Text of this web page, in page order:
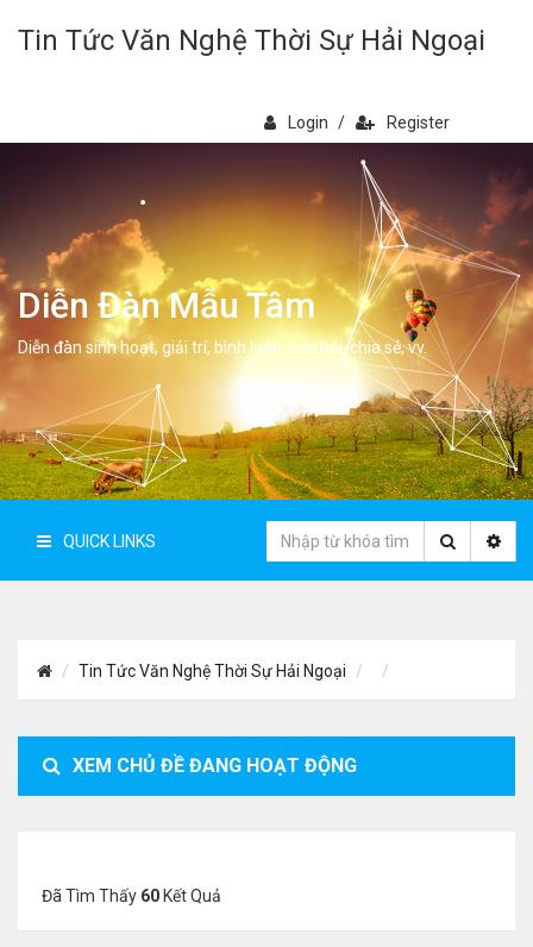
Tin Tức Văn Nghệ Thời Sự Hải Ngoại
Login / Register
Diễn Đàn Mẫu Tâm
Diễn đàn sinh hoạt, giải trí, bình luân, học hỏi, chia sẻ, vv.
QUICK LINKS
Tin Tức Văn Nghệ Thời Sự Hải Ngoại
XEM CHỦ ĐỀ ĐANG HOẠT ĐỘNG
Đã Tìm Thấy 60 Kết Quả